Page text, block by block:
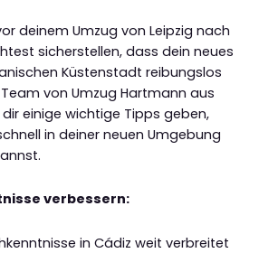
deinem Umzug von Leipzig nach
sicherstellen, dass dein neues
Küstenstadt reibungslos
von Umzug Hartmann aus
einige wichtige Tipps geben,
in deiner neuen Umgebung
verbessern:
in Cádiz weit verbreitet